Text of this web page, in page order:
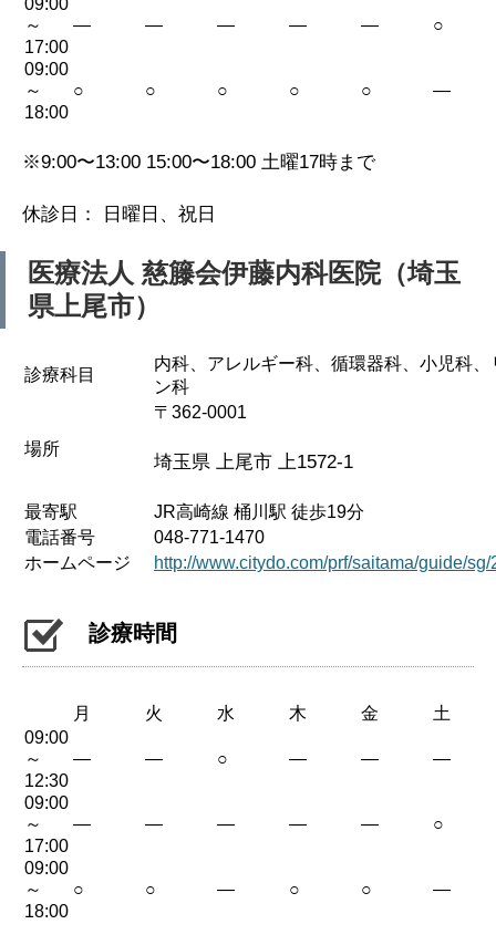
09:00
～
17:00
— — — — — ○
09:00
～
18:00
○ ○ ○ ○ ○ —
※9:00〜13:00 15:00〜18:00 土曜17時まで
休診日： 日曜日、祝日
医療法人 慈籐会伊藤内科医院（埼玉
県上尾市）
診療科目
内科、アレルギー科、循環器科、小児科
ン科
場所
〒362-0001
埼玉県 上尾市 上1572-1
最寄駅
JR高崎線 桶川駅 徒歩19分
電話番号
048-771-1470
ホームページ
http://www.citydo.com/prf/saitama/guide/
診療時間
月 火 水 木 金
土
09:00
～
12:30
— — ○ — — —
09:00
～
17:00
— — — — — ○
09:00
～
18:00
○ ○ — ○ ○ —